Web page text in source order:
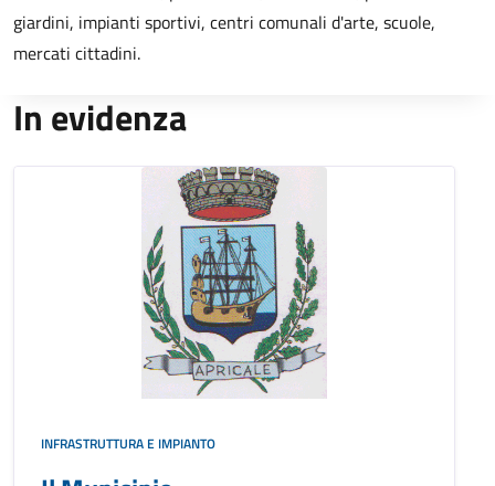
giardini, impianti sportivi, centri comunali d'arte, scuole,
mercati cittadini.
In evidenza
INFRASTRUTTURA E IMPIANTO